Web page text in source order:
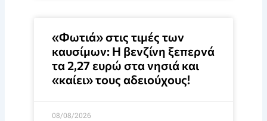
«Φωτιά» στις τιμές των
καυσίμων: Η βενζίνη ξεπερνά
τα 2,27 ευρώ στα νησιά και
«καίει» τους αδειούχους!
08/08/2026